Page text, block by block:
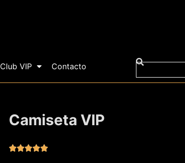
Club VIP Contacto
Camiseta VIP
